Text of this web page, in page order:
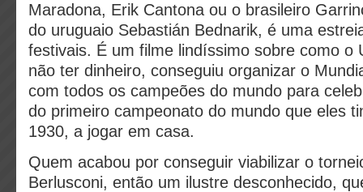
Maradona, Erik Cantona ou o brasileiro
do uruguaio Sebastián Bednarik, é uma
festivais. É um filme lindíssimo sobre como o
não ter dinheiro, conseguiu organizar o
com todos os campeões do mundo para
do primeiro campeonato do mundo que eles
1930, a jogar em casa.
Quem acabou por conseguir viabilizar o
Berlusconi, então um ilustre desconhecido,